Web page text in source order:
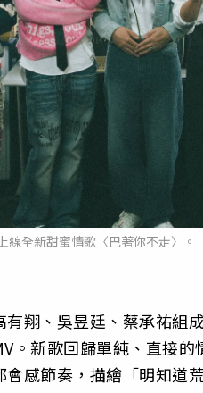
線全新甜蜜情歌〈巴著你不走〉。
翔、吳昱廷、蔡承祐組
。新歌回歸單純、直接
感節奏，描繪「明知道